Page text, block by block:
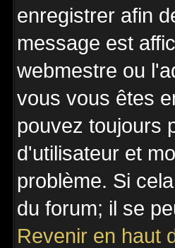
enregistrer afin
message est
webmestre ou
vous vous êtes
pouvez toujours
d'utilisateur et
problème. Si
du forum; il se
Revenir en haut